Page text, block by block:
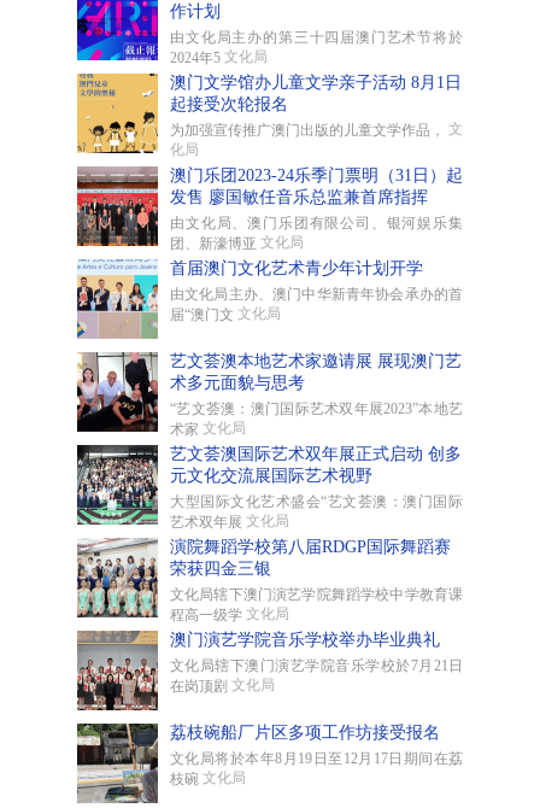
作计划
由文化局主办的第三十四届澳门艺术节将於
2024年5 文化局
澳门文学馆办儿童文学亲子活动 8月1日
起接受次轮报名
为加强宣传推广澳门出版的儿童文学作品， 文
化局
澳门乐团2023-24乐季门票明（31日）起
发售 廖国敏任音乐总监兼首席指挥
由文化局、澳门乐团有限公司、银河娱乐集
团、新濠博亚 文化局
首届澳门文化艺术青少年计划开学
由文化局主办、澳门中华新青年协会承办的首
届“澳门文 文化局
艺文荟澳本地艺术家邀请展 展现澳门艺
术多元面貌与思考
“艺文荟澳：澳门国际艺术双年展2023”本地艺
术家 文化局
艺文荟澳国际艺术双年展正式启动 创多
元文化交流展国际艺术视野
大型国际文化艺术盛会“艺文荟澳：澳门国际
艺术双年展 文化局
演院舞蹈学校第八届RDGP国际舞蹈赛
荣获四金三银
文化局辖下澳门演艺学院舞蹈学校中学教育课
程高一级学 文化局
澳门演艺学院音乐学校举办毕业典礼
文化局辖下澳门演艺学院音乐学校於7月21日
在岗顶剧 文化局
荔枝碗船厂片区多项工作坊接受报名
文化局将於本年8月19日至12月17日期间在荔
枝碗 文化局